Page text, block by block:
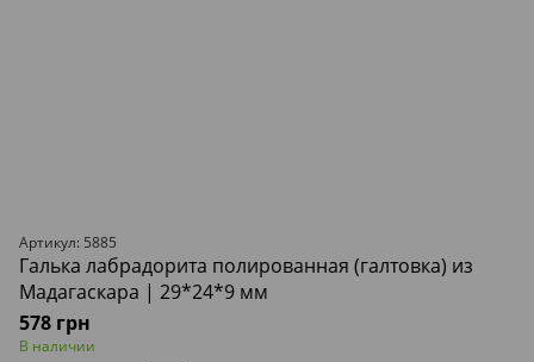
Артикул: 5885
Галька лабрадорита полированная (галтовка) из
Мадагаскара | 29*24*9 мм
578 грн
В наличии